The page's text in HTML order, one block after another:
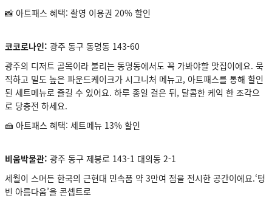
📸 아트패스 혜택: 촬영 이용권 20% 할인
코코로나인: 광주 동구 동명동 143-60
광주의 디저트 골목이라 불리는 동명동에서도 꼭 가봐야할 맛집이에요. 묵
직하고 밀도 높은 파운드케이크가 시그니처 메뉴고, 아트패스를 통해 할인
된 세트메뉴로 즐길 수 있어요. 하루 종일 걸은 뒤, 달콤한 케익 한 조각으
로 당충전 하세요.
🍰 아트패스 혜택: 세트메뉴 13% 할인
비움박물관: 광주 동구 제봉로 143-1 대의동 2-1
세월이 스며든 한국의 근현대 민속품 약 3만여 점을 전시한 공간이에요.‘텅
빈 아름다움’을 콘셉트로